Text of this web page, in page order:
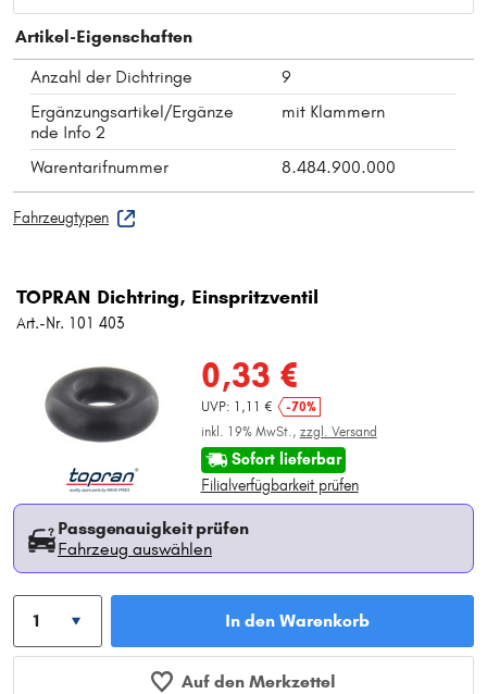
Artikel-Eigenschaften
Anzahl der Dichtringe
9
Ergänzungsartikel/Ergänze
nde Info 2
mit Klammern
Warentarifnummer 8.484.900.000
Fahrzeugtypen
TOPRAN Dichtring, Einspritzventil
Art.-Nr. 101 403
0,33 €
UVP: 1,11 €
-70%
inkl. 19% MwSt., zzgl. Versand
Sofort lieferbar
Filialverfügbarkeit prüfen
Passgenauigkeit prüfen
Fahrzeug auswählen
In den Warenkorb
Auf den Merkzettel